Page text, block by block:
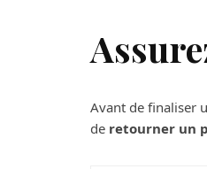
Avant de finaliser
de retourner un